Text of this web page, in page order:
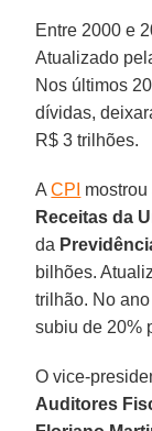
Entre 2000 e
Atualizado
Nos últimos
dívidas,
R$ 3 trilhões.
ACPI
Receitas da
da
bilhões.
trilhão. No
subiu de 20%
O vice-
Auditores